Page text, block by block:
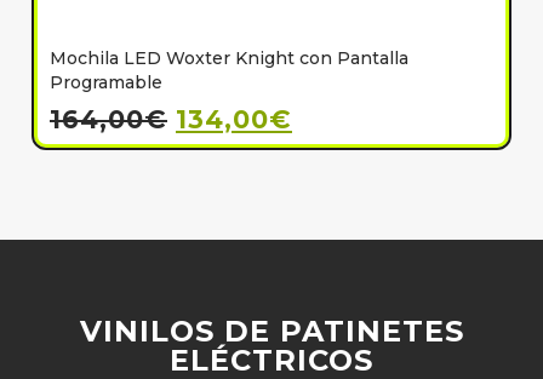
Mochila LED Woxter Knight con Pantalla
Programable
164,00€ 134,00€
VINILOS DE PATINETES
ELÉCTRICOS